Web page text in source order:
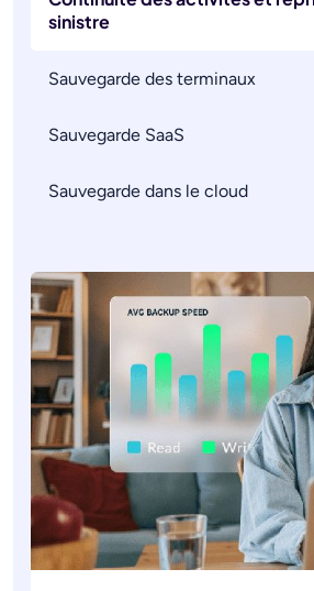
sinistre
Sauvegarde des terminaux
Sauvegarde SaaS
Sauvegarde dans le cloud